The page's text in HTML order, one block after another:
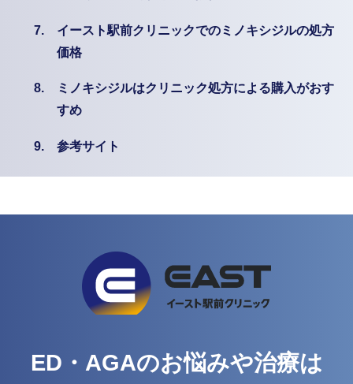
7.
イースト駅前クリニックでのミノキシジルの処方
価格
8.
ミノキシジルはクリニック処方による購入がおす
すめ
9. 参考サイト
ED・AGAのお悩みや治療は